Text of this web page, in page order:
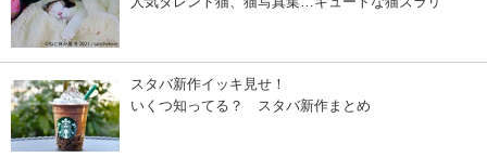
スタバ新作イッキ見せ！
いくつ知ってる？ スタバ新作まとめ